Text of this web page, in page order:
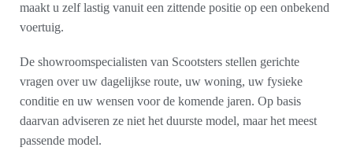
maakt u zelf lastig vanuit een zittende positie op een onbekend
voertuig.
De showroomspecialisten van Scootsters stellen gerichte
vragen over uw dagelijkse route, uw woning, uw fysieke
conditie en uw wensen voor de komende jaren. Op basis
daarvan adviseren ze niet het duurste model, maar het meest
passende model.